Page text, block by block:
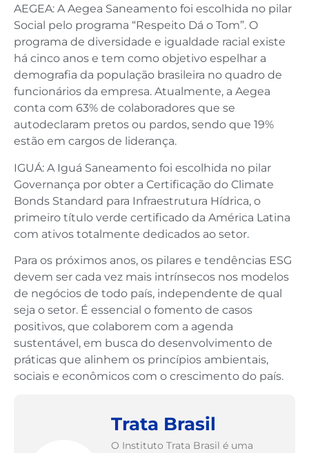
AEGEA: A Aegea Saneamento foi escolhida no pilar
Social pelo programa “Respeito Dá o Tom”. O
programa de diversidade e igualdade racial existe
há cinco anos e tem como objetivo espelhar a
demografia da população brasileira no quadro de
funcionários da empresa. Atualmente, a Aegea
conta com 63% de colaboradores que se
autodeclaram pretos ou pardos, sendo que 19%
estão em cargos de liderança.
IGUÁ: A Iguá Saneamento foi escolhida no pilar
Governança por obter a Certificação do Climate
Bonds Standard para Infraestrutura Hídrica, o
primeiro título verde certificado da América Latina
com ativos totalmente dedicados ao setor.
Para os próximos anos, os pilares e tendências ESG
devem ser cada vez mais intrínsecos nos modelos
de negócios de todo país, independente de qual
seja o setor. É essencial o fomento de casos
positivos, que colaborem com a agenda
sustentável, em busca do desenvolvimento de
práticas que alinhem os princípios ambientais,
sociais e econômicos com o crescimento do país.
Trata Brasil
O Instituto Trata Brasil é uma